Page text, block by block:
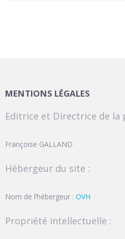
MENTIONS LÉGALES
Editrice et Directrice de la
Françoise GALLAND
Hébergeur du site :
Nom de l’hébergeur : OVH
Propriété intellectuelle :